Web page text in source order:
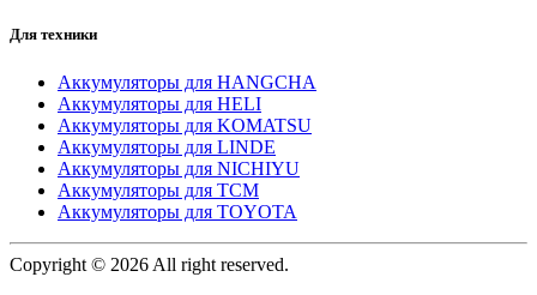
Для техники
Аккумуляторы для HANGCHA
Аккумуляторы для HELI
Аккумуляторы для KOMATSU
Аккумуляторы для LINDE
Аккумуляторы для NICHIYU
Аккумуляторы для TCM
Аккумуляторы для TOYOTA
Copyright © 2026 All right reserved.